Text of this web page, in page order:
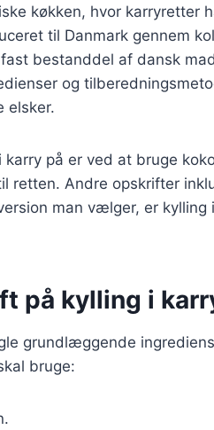
køkken, hvor karryretter
til Danmark gennem
bestanddel af dansk
og
elsker.
på er ved at bruge
retten. Andre opskrifter
man vælger, er kylling
på kylling i
grundlæggende
bruge: